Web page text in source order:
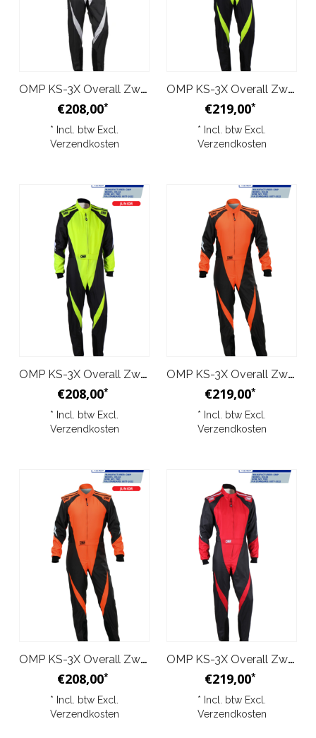
OMP KS-3X Overall Zwart Zilver Junior
€208,00*
* Incl. btw Excl.
Verzendkosten
OMP KS-3X Overall Zwart Geel
€219,00*
* Incl. btw Excl.
Verzendkosten
OMP KS-3X Overall Zwart Geel Junior
€208,00*
* Incl. btw Excl.
Verzendkosten
OMP KS-3X Overall Zwart Oranje
€219,00*
* Incl. btw Excl.
Verzendkosten
OMP KS-3X Overall Zwart Oranje Junior
€208,00*
* Incl. btw Excl.
Verzendkosten
OMP KS-3X Overall Zwart Rood
€219,00*
* Incl. btw Excl.
Verzendkosten